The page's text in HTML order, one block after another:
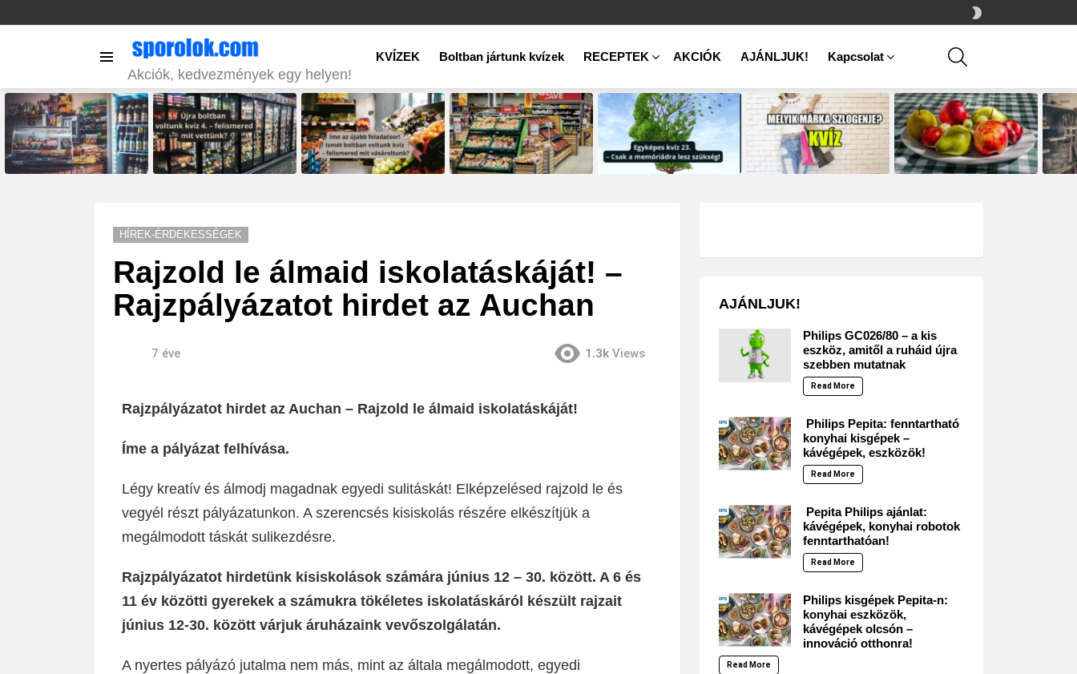
SKIN
Akciók, kedvezmények egy helyen!
KVÍZEK Boltban jártunk kvízek RECEPTEK AKCIÓK AJÁNLJUK! Kapcsolat
STORIES
HÍREK-ÉRDEKESSÉGEK
Rajzold le álmaid iskolatáskáját! –
Rajzpályázatot hirdet az Auchan
7 éve 1.3k Views
Rajzpályázatot hirdet az Auchan – Rajzold le álmaid iskolatáskáját!
Íme a pályázat felhívása.
Légy kreatív és álmodj magadnak egyedi sulitáskát! Elképzelésed rajzold le és
vegyél részt pályázatunkon. A szerencsés kisiskolás részére elkészítjük a
megálmodott táskát sulikezdésre.
Rajzpályázatot hirdetünk kisiskolások számára június 12 – 30. között. A 6 és
11 év közötti gyerekek a számukra tökéletes iskolatáskáról készült rajzait
június 12-30. között várjuk áruházaink vevőszolgálatán.
A nyertes pályázó jutalma nem más, mint az általa megálmodott, egyedi
AJÁNLJUK!
Philips GC026/80 – a kis
eszköz, amitől a ruháid újra
szebben mutatnak
Read More
Philips Pepita: fenntartható
konyhai kisgépek –
kávégépek, eszközök!
Read More
Pepita Philips ajánlat:
kávégépek, konyhai robotok
fenntarthatóan!
Read More
Philips kisgépek Pepita-n:
konyhai eszközök,
kávégépek olcsón –
innováció otthonra!
Read More